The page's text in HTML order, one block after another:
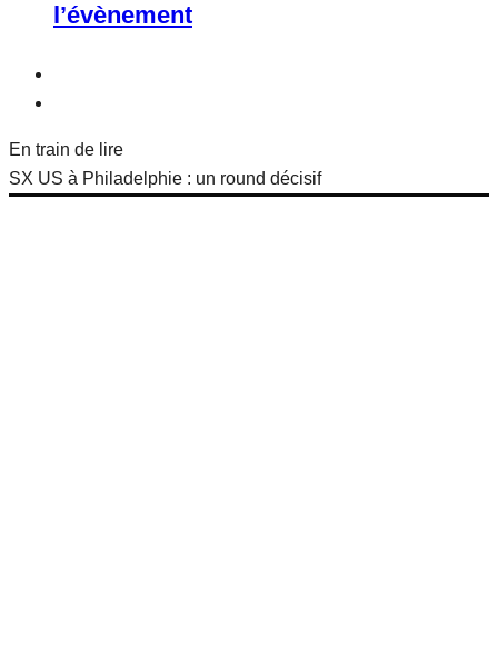
l’évènement
En train de lire
SX US à Philadelphie : un round décisif